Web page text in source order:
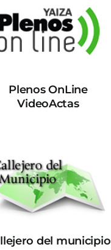
Plenos OnLine
VideoActas
del municipio